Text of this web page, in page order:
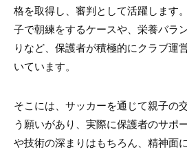
格を取得し、審判として活躍します
子で朝練をするケースや、栄養バラ
りなど、保護者が積極的にクラブ運
いています。
そこには、サッカーを通じて親子の
う願いがあり、実際に保護者のサポ
や技術の深まりはもちろん、精神面